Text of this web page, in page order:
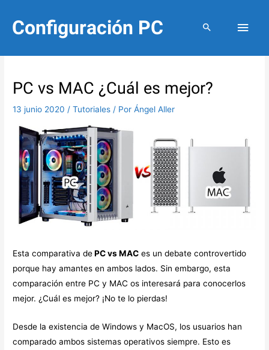
contenido
Configuración PC
PC vs MAC ¿Cuál es mejor?
13 junio 2020 /Tutoriales / PorÁngel Aller
Esta comparativa dePC vs MAC es un debate controvertido
porque hay amantes en ambos lados. Sin embargo, esta
comparación entre PC y MAC os interesará para conocerlos
mejor. ¿Cuál es mejor? ¡No te lo pierdas!
Desde la existencia de Windows y MacOS, los usuarios han
comparado ambos sistemas operativos siempre. Esto es